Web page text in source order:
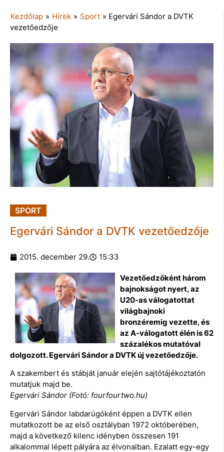
Kezdőlap » Hírek » Sport » Egervári Sándor a DVTK
vezetőedzője
SPORT
Egervári Sándor a DVTK vezetőedzője
2015. december 29. 15:33
Vezetőedzőként három
bajnokságot nyert, az
U20-as válogatottat
világbajnoki
bronzéremig vezette, és
az A-válogatott élén is 62
százalékos mutatóval
dolgozott. Egervári Sándor a DVTK új vezetőedzője.
A szakembert és stábját január elején sajtótájékoztatón
mutatjuk majd be.
Egervári Sándor (Fotó: fourfourtwo.hu)
Egervári Sándor labdarúgóként éppen a DVTK ellen
mutatkozott be az első osztályban 1972 októberében,
majd a következő kilenc idényben összesen 191
alkalommal lépett pályára az élvonalban. Ezalatt egy-egy